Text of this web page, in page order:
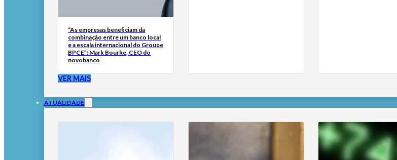
“As empresas beneficiam da
combinação entre um banco local
e a escala internacional do Groupe
BPCE”: Mark Bourke, CEO do
novobanco
VER MAIS
ATUALIDADE